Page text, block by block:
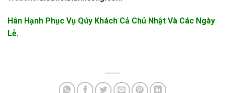
Hân Hạnh Phục Vụ Qúy Khách Cả Chủ Nhật Và Các Ngày
Lễ.